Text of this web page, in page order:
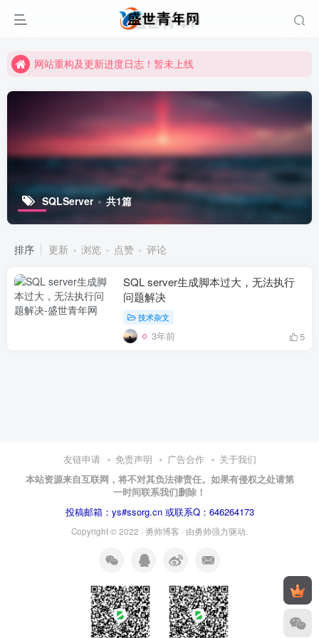
网站重构及更新进度日志！暂未上线
网站重构及更新进度日志！暂未上线
SQLServer 共1篇
排序 更新 浏览 点赞 评论
SQL server生成脚本过大，无法执行
问题解决
技术杂文
3年前 5
友链申请 免责声明 广告合作
关于我们
本站资源来自互联网，将不对其负法律责任。如果有侵权之处请第
一时间联系我们删除！
投稿邮箱：ys#ssorg.cn 或联系Q：646264173
Copyright © 2022 · 勇帅博客 · 由勇帅强力驱动.